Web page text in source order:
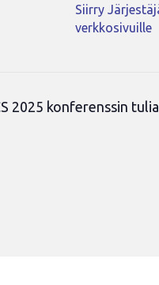
Siirry
verkkosivuille
2025 konferenssin